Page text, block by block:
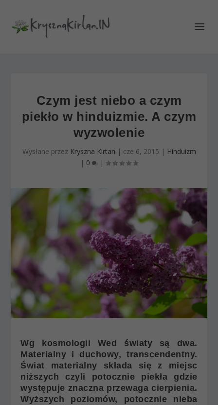
Czym jest niebo a czym
piekło w hinduizmie. A czym
wyzwolenie
Wysłane przez Kryszna Kirtan | cze 6, 2015 | Hinduizm
| 0 |
Wg kosmologii Wed światy są dwa.
Materialny i duchowy, transcendentny.
Świat materialny składa się z miejsc
niższych czyli potocznie piekła gdzie
występuje znaczna przewaga cierpienia.
Wyższych poziomów, potocznie nieba